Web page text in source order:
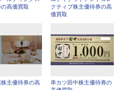
高価買取
クティブ株主優待券の高
価買取
主優待券の高
串カツ田中株主優待券の